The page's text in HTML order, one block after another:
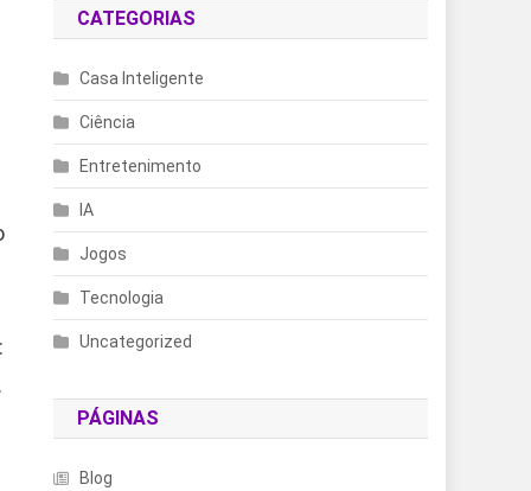
CATEGORIAS
Casa Inteligente
Ciência
Entretenimento
IA
Jogos
Tecnologia
Uncategorized
PÁGINAS
Blog